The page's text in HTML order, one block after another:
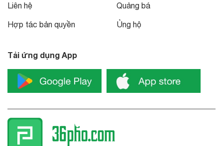
Liên hệ
Hợp tác bản quyền
Quảng bá
Ủng hộ
Tải ứng dụng App